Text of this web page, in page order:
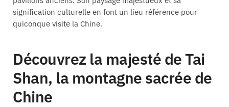
signification culturelle en font un lieu référence pour
quiconque visite la Chine.
Découvrez la majesté de Tai
Shan, la montagne sacrée de
Chine